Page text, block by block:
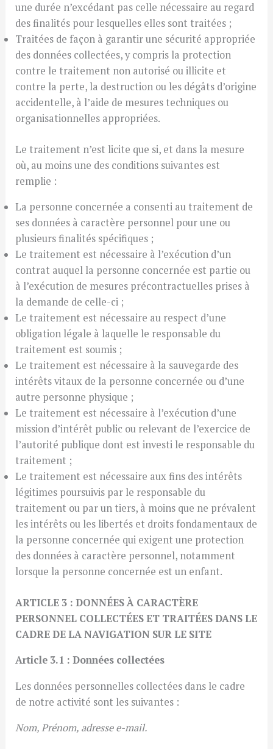
une durée n’excédant pas celle nécessaire au regard
des finalités pour lesquelles elles sont traitées ;
Traitées de façon à garantir une sécurité appropriée
des données collectées, y compris la protection
contre le traitement non autorisé ou illicite et
contre la perte, la destruction ou les dégâts d’origine
accidentelle, à l’aide de mesures techniques ou
organisationnelles appropriées.
Le traitement n’est licite que si, et dans la mesure
où, au moins une des conditions suivantes est
remplie :
La personne concernée a consenti au traitement de
ses données à caractère personnel pour une ou
plusieurs finalités spécifiques ;
Le traitement est nécessaire à l’exécution d’un
contrat auquel la personne concernée est partie ou
à l’exécution de mesures précontractuelles prises à
la demande de celle-ci ;
Le traitement est nécessaire au respect d’une
obligation légale à laquelle le responsable du
traitement est soumis ;
Le traitement est nécessaire à la sauvegarde des
intérêts vitaux de la personne concernée ou d’une
autre personne physique ;
Le traitement est nécessaire à l’exécution d’une
mission d’intérêt public ou relevant de l’exercice de
l’autorité publique dont est investi le responsable du
traitement ;
Le traitement est nécessaire aux fins des intérêts
légitimes poursuivis par le responsable du
traitement ou par un tiers, à moins que ne prévalent
les intérêts ou les libertés et droits fondamentaux de
la personne concernée qui exigent une protection
des données à caractère personnel, notamment
lorsque la personne concernée est un enfant.
ARTICLE 3 : DONNÉES À CARACTÈRE
PERSONNEL COLLECTÉES ET TRAITÉES DANS LE
CADRE DE LA NAVIGATION SUR LE SITE
Article 3.1 : Données collectées
Les données personnelles collectées dans le cadre
de notre activité sont les suivantes :
Nom, Prénom, adresse e-mail.